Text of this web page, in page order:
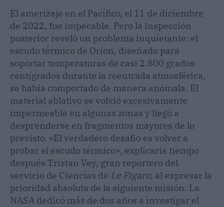
El amerizaje en el Pacífico, el 11 de diciembre
de 2022, fue impecable. Pero la inspección
posterior reveló un problema inquietante: el
escudo térmico de Orion, diseñado para
soportar temperaturas de casi 2.800 grados
centígrados durante la reentrada atmosférica,
se había comportado de manera anómala. El
material ablativo se volvió excesivamente
impermeable en algunas zonas y llegó a
desprenderse en fragmentos mayores de lo
previsto. «El verdadero desafío es volver a
probar el escudo térmico», explicaría tiempo
después Tristan Vey, gran reportero del
servicio de Ciencias de Le Figaro, al expresar la
prioridad absoluta de la siguiente misión. La
NASA dedicó más de dos años a investigar el